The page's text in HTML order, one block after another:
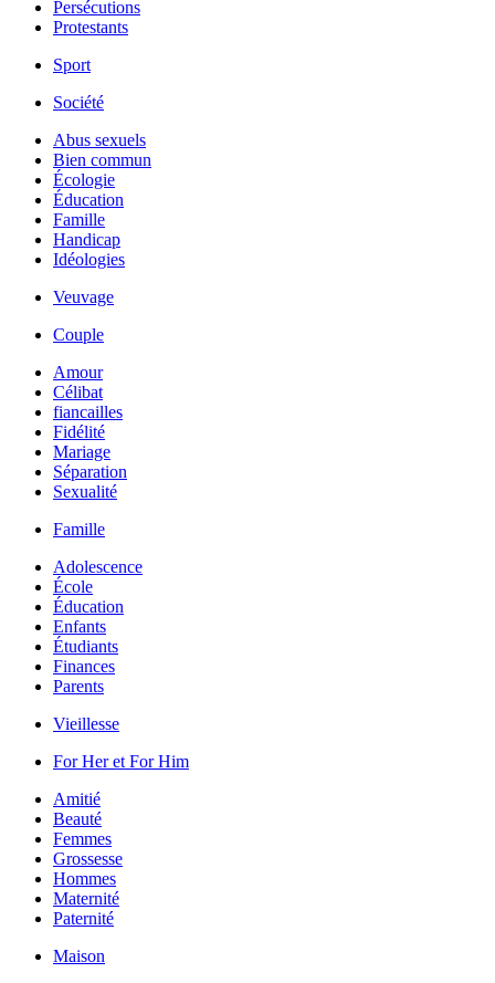
Persécutions
Protestants
Sport
Société
Abus sexuels
Bien commun
Écologie
Éducation
Famille
Handicap
Idéologies
Veuvage
Couple
Amour
Célibat
fiancailles
Fidélité
Mariage
Séparation
Sexualité
Famille
Adolescence
École
Éducation
Enfants
Étudiants
Finances
Parents
Vieillesse
For Her et For Him
Amitié
Beauté
Femmes
Grossesse
Hommes
Maternité
Paternité
Maison